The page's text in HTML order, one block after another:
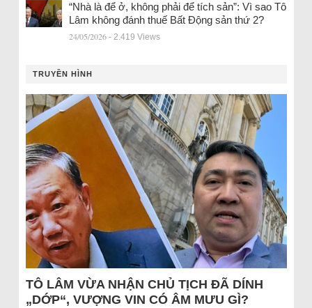
“Nhà là để ở, không phải để tích sản”: Vì sao Tô
Lâm không đánh thuế Bất Động sản thứ 2?
24/05/2026 - 2.419 Views
TRUYỀN HÌNH
TÔ LÂM VỪA NHẬN CHỦ TỊCH ĐÃ DÍNH
„DỚP“, VƯỢNG VIN CÓ ÂM MƯU GÌ?